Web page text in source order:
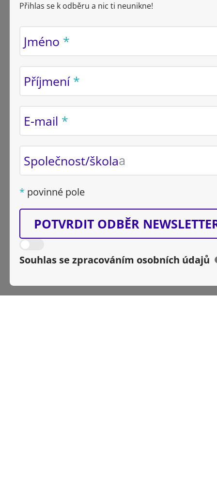
Přihlas se k odběru a nic ti neunikne!
Jméno
Příjmení
E-mail
Společnost/škola
povinné pole
POTVRDIT ODBĚR
Souhlas se zpracováním osobních údajů